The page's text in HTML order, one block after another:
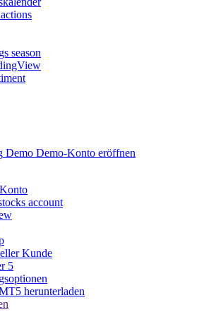
season
Demo Demo-Konto eröffnen
account
Kunde
5
herunterladen